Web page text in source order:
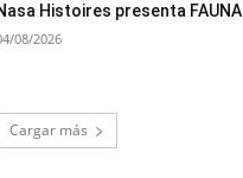
Histoires presenta FAUNA
08/2026
Cargar más